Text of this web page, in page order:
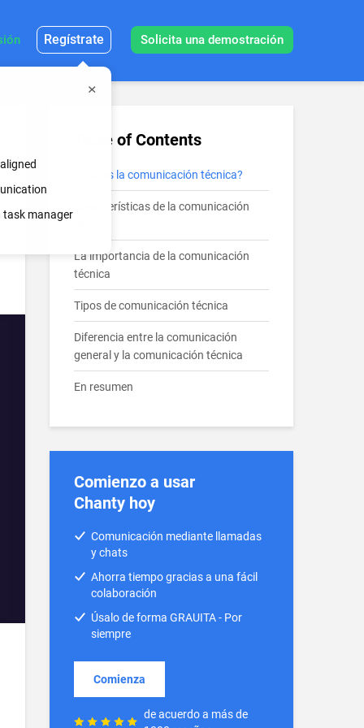
Regístrate
task manager
Solicita una demostración
Table of Contents
¿Qué es la comunicación técnica?
Características de la comunicación
La importancia de la comunicación
técnica
Tipos de comunicación técnica
Diferencia entre la comunicación
general y la comunicación técnica
En resumen
Comienzo a usar
Chanty hoy
Comunicación mediante llamadas
y chats
Ahorra tiempo gracias a una fácil
colaboración
Úsalo de forma GRAUITA - Por
siempre
Comienza
de acuerdo a más de